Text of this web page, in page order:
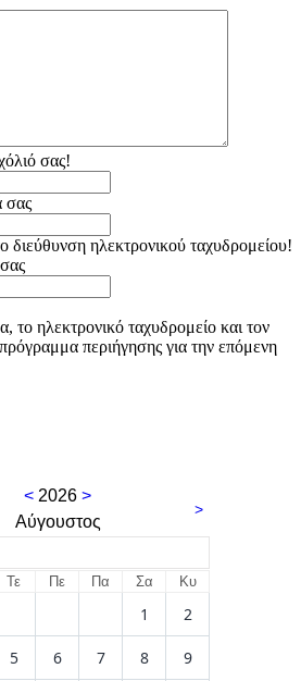
σας!
σας
διεύθυνση ηλεκτρονικού ταχυδρομείου!
το ηλεκτρονικό ταχυδρομείο και τον
περιήγησης για την επόμενη
< 2026 >
Αύγουστος
>
Τε Πε Πα Σα Κυ
1 2
5 6 7 8 9